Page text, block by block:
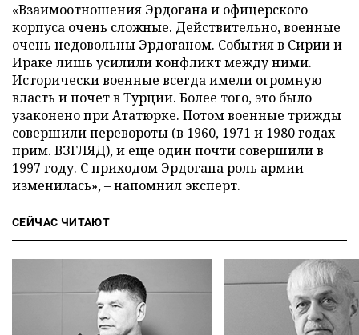
«Взаимоотношения Эрдогана и офицерского
корпуса очень сложные. Действительно, военные
очень недовольны Эрдоганом. События в Сирии и
Ираке лишь усилили конфликт между ними.
Исторически военные всегда имели огромную
власть и почет в Турции. Более того, это было
узаконено при Ататюрке. Потом военные трижды
совершили перевороты (в 1960, 1971 и 1980 годах –
прим. ВЗГЛЯД), и еще один почти совершили в
1997 году. С приходом Эрдогана роль армии
изменилась», – напомнил эксперт.
СЕЙЧАС ЧИТАЮТ